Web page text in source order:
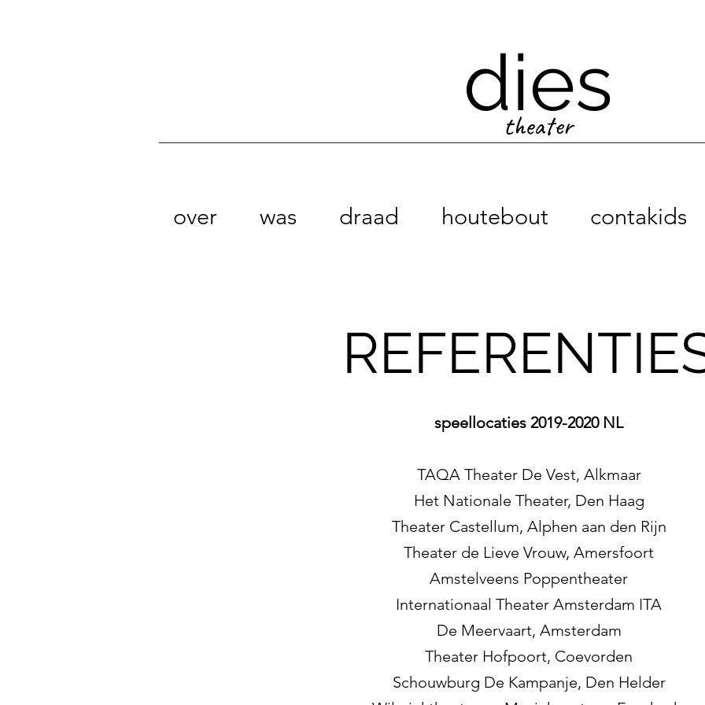
dies
theater
over was draad houtebout contakids
speellocaties 2019-2020 NL
TAQA Theater De Vest, Alkmaar
Het Nationale Theater, Den Haag
Theater Castellum, Alphen aan den Rijn
Theater de Lieve Vrouw, Amersfoort
Amstelveens Poppentheater
Internationaal Theater Amsterdam ITA
De Meervaart, Amsterdam
Theater Hofpoort, Coevorden
Schouwburg De Kampanje, Den Helder